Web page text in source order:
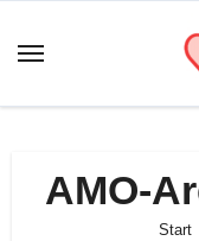
Inhalt
AMO-
Start